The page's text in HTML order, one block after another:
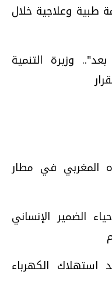
مليون خدمة طبية وعلاجية خلال
وزيرة التنمية
المغربي في مطار
الضمير الإنساني
استهلاك الكهرباء